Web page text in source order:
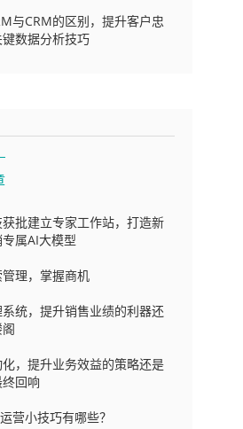
与CRM的区别，提升客户忠
数据分析技巧
批建立专家工作站，打造新
属AI大模型
理，掌握商机
统，提升销售业绩的利器还
，提升业务效益的策略还是
回响
营小技巧有哪些？